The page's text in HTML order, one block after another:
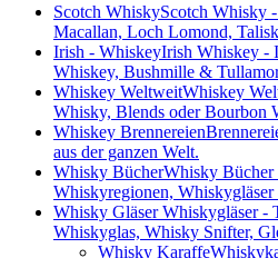
Scotch WhiskyScotch Whisky
Macallan, Loch Lomond,
Irish - WhiskeyIrish Whiskey -
Whiskey, Bushmille &
Whiskey WeltweitWhiskey
Whisky, Blends oder Bourbon
Whiskey Brennereien
aus der ganzen Welt.
Whisky BücherWhisky Bücher
Whiskyregionen,
Whisky GläserWhiskygläser -
Whiskyglas, Whisky Snifter,
Whisky Karaffe